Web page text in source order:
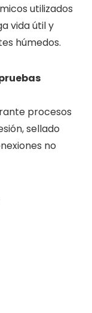
utilizados
vida útil y
húmedos.
procesos
sellado
no